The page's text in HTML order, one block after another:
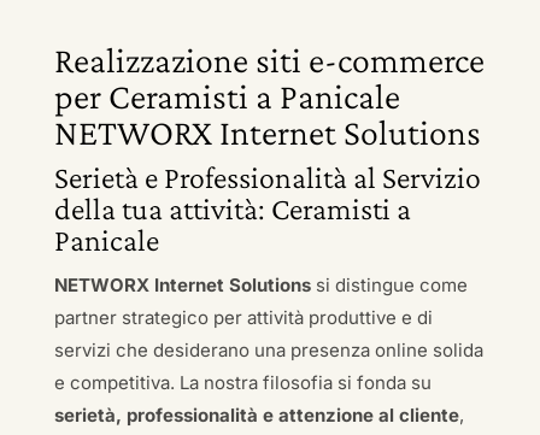
Realizzazione siti e-commerce
per Ceramisti a Panicale
NETWORX Internet Solutions
Serietà e Professionalità al Servizio
della tua attività: Ceramisti a
Panicale
NETWORX Internet Solutionssi distingue come
partner strategico per attività produttive e di
servizi che desiderano una presenza online solida
e competitiva. La nostra filosofia si fonda su
serietà, professionalità e attenzione al cliente,